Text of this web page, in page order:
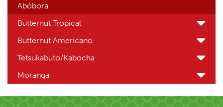
Abóbora
Butternut Tropical
Butternut Americano
Tetsukabuto/Kabocha
Moranga